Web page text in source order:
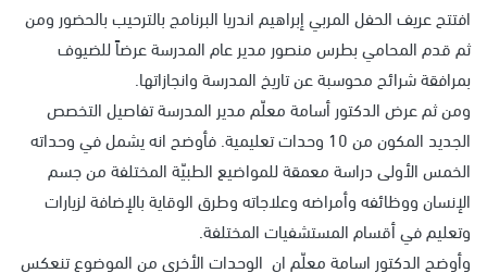
افتتح عريف الحفل المربي إبراهيم اندريا البرنامج بالترحيب بالحضور ومن
ثم قدم المحامي بطرس منصور مدير عام المدرسة عرضاً للضيوف
بمرافقة شرائح محوسبة عن تاريخ المدرسة وانجازاتها.
ومن ثم عرض الدكتور أسامة معلّم مدير المدرسة تفاصيل التخصص
الجديد المكون من 10 وحدات تعليمية. فأوضح انه يشمل في وحداته
الخمس الأولى دراسة معمقة للمواضيع الطبيّة المختلفة من جسم
الإنسان ووظائفه وأمراضه وعلاجاته وطرق الوقاية بالإضافة لزيارات
وتعليم في أقسام المستشفيات المختلفة.
وأوضح الدكتور اسامة معلّم ان الوحدات الأخرى من الموضوع تنعكس